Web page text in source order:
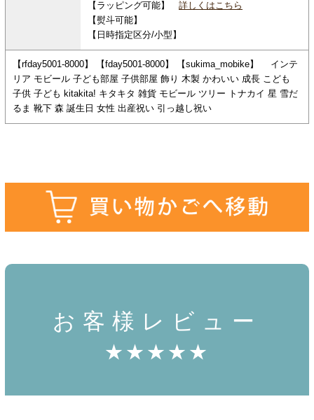
【ラッピング可能】 詳しくはこちら
【熨斗可能】
【日時指定区分/小型】
【rfday5001-8000】 【fday5001-8000】 【sukima_mobike】 インテ
リア モビール 子ども部屋 子供部屋 飾り 木製 かわいい 成長 こども
子供 子ども kitakita! キタキタ 雑貨 モビール ツリー トナカイ 星 雪だ
るま 靴下 森 誕生日 女性 出産祝い 引っ越し祝い
お客様レビュー
★★★★★